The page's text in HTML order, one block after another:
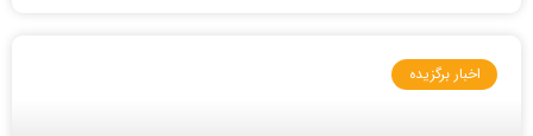
اخبار برگزیده